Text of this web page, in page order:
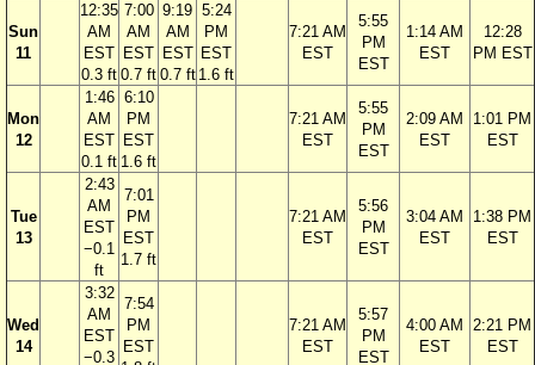
Sun
11
12:35
AM
EST
0.3 ft
7:00
AM
EST
0.7 ft
9:19
AM
EST
0.7 ft
5:24
PM
EST
1.6 ft
7:21 AM
EST
5:55
PM
EST
1:14 AM
EST
12:28
PM EST
Mon
12
1:46
AM
EST
0.1 ft
6:10
PM
EST
1.6 ft
7:21 AM
EST
5:55
PM
EST
2:09 AM
EST
1:01 PM
EST
Tue
13
2:43
AM
EST
−0.1
ft
7:01
PM
EST
1.7 ft
7:21 AM
EST
5:56
PM
EST
3:04 AM
EST
1:38 PM
EST
Wed
14
3:32
AM
EST
−0.3
7:54
PM
EST
7:21 AM
EST
5:57
PM
EST
4:00 AM
EST
2:21 PM
EST